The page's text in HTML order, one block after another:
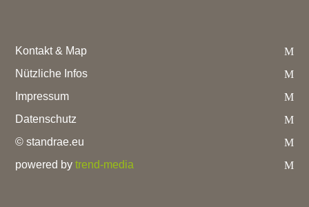
Kontakt & Map
Nützliche Infos
Impressum
Datenschutz
© standrae.eu
powered bytrend-media